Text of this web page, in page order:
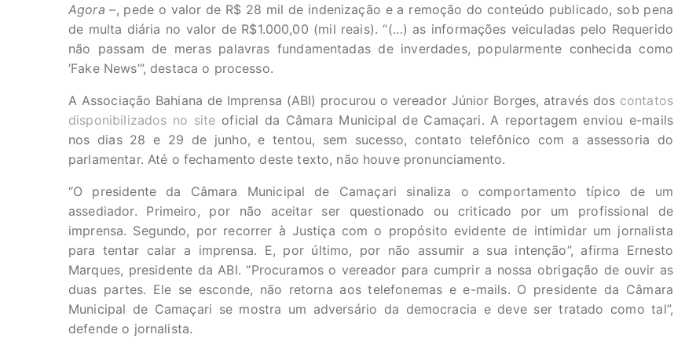
Agora –, pede o valor de R$ 28 mil de indenização e a remoção do conteúdo publicado, sob pena
de multa diária no valor de R$1.000,00 (mil reais). “(…) as informações veiculadas pelo Requerido
não passam de meras palavras fundamentadas de inverdades, popularmente conhecida como
‘Fake News’”, destaca o processo.
A Associação Bahiana de Imprensa (ABI) procurou o vereador Júnior Borges, através dos contatos
disponibilizados no site oficial da Câmara Municipal de Camaçari. A reportagem enviou e-mails
nos dias 28 e 29 de junho, e tentou, sem sucesso, contato telefônico com a assessoria do
parlamentar. Até o fechamento deste texto, não houve pronunciamento.
“O presidente da Câmara Municipal de Camaçari sinaliza o comportamento típico de um
assediador. Primeiro, por não aceitar ser questionado ou criticado por um profissional de
imprensa. Segundo, por recorrer à Justiça com o propósito evidente de intimidar um jornalista
para tentar calar a imprensa. E, por último, por não assumir a sua intenção”, afirma Ernesto
Marques, presidente da ABI. “Procuramos o vereador para cumprir a nossa obrigação de ouvir as
duas partes. Ele se esconde, não retorna aos telefonemas e e-mails. O presidente da Câmara
Municipal de Camaçari se mostra um adversário da democracia e deve ser tratado como tal”,
defende o jornalista.